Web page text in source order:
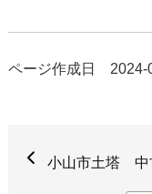
ページ作成日 2024-
小山市土塔 中